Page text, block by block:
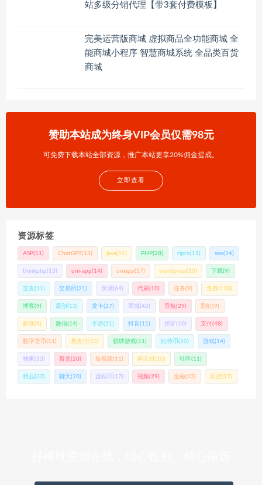
站多级分销代理【带3套付费模板】
完美运营版商城 虚拟商品全功能商城 全
能商城小程序 智慧商城系统 全品类百货
商城
赞助本站成为终身VIP会员仅需98元
可免费下载本站全部资源，推广本站更享20%佣金提成。
立即查看
资源标签
ASP(11) ChatGPT(13) java(11) PHP(28) ripro(11) seo(14)
thinkphp(13) uni-app(14) uniapp(17) wordpress(10) 下载(9)
交友(11) 交易所(21) 亲测 (64) 代刷 (10) 任务(9) 免费(118)
博客(9) 原创 (13) 发卡(27) 商城(42) 导航(29) 彩虹(9)
影视(9) 微信(14) 手游(51) 抖音(11) 挖矿(10) 支付(48)
数字货币(11) 易支付(13) 棋牌游戏(11) 比特币(10) 游戏(14)
独家(13) 盲盒(20) 短视频(11) 码支付(10) 社区(11)
精品(32) 聊天(20) 虚拟币(17) 视频(29) 金融(13) 页游(17)